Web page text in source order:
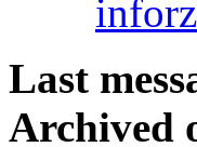
Last
Archived